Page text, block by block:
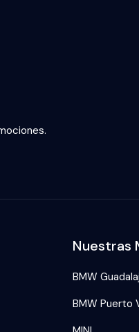
Nuestras
BMW
BMW Puerto